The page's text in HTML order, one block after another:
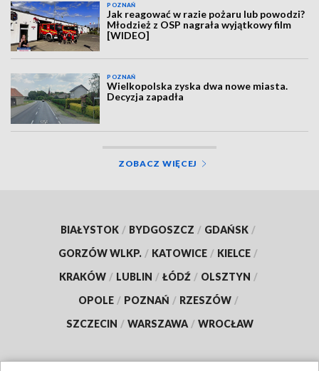
POZNAŃ
Jak reagować w razie pożaru lub powodzi?
Młodzież z OSP nagrała wyjątkowy film
[WIDEO]
POZNAŃ
Wielkopolska zyska dwa nowe miasta.
Decyzja zapadła
ZOBACZ WIĘCEJ
BIAŁYSTOK / BYDGOSZCZ / GDAŃSK /
GORZÓW WLKP. / KATOWICE / KIELCE /
KRAKÓW / LUBLIN / ŁÓDŹ / OLSZTYN /
OPOLE / POZNAŃ / RZESZÓW /
SZCZECIN / WARSZAWA / WROCŁAW